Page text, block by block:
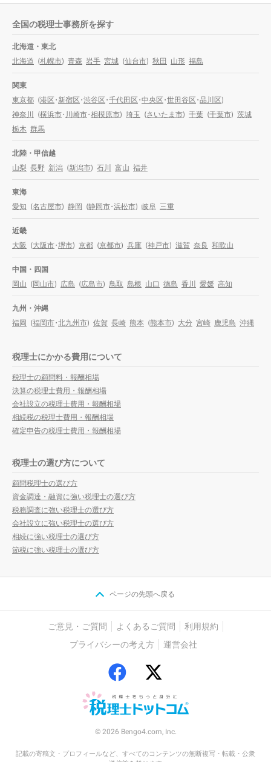
全国の税理士事務所を探す
北海道・東北
北海道 (札幌市) 青森 岩手 宮城 (仙台市) 秋田 山形 福島
関東
東京都 (港区・新宿区・渋谷区・千代田区・中央区・世田谷区・品川区)
神奈川
(横浜市・川崎市・相模原市) 埼玉 (さいたま市) 千葉 (千葉市) 茨城
栃木 群馬
北陸・甲信越
山梨 長野 新潟 (新潟市) 石川 富山 福井
東海
愛知 (名古屋市) 静岡 (静岡市・浜松市) 岐阜 三重
近畿
大阪 (大阪市・堺市) 京都 (京都市) 兵庫 (神戸市) 滋賀 奈良 和歌山
中国・四国
岡山 (岡山市) 広島 (広島市) 鳥取 島根 山口 徳島 香川 愛媛 高知
九州・沖縄
福岡 (福岡市・北九州市) 佐賀 長崎 熊本 (熊本市) 大分 宮崎 鹿児島 沖縄
税理士にかかる費用について
税理士の顧問料・報酬相場
決算の税理士費用・報酬相場
会社設立の税理士費用・報酬相場
相続税の税理士費用・報酬相場
確定申告の税理士費用・報酬相場
税理士の選び方について
顧問税理士の選び方
資金調達・融資に強い税理士の選び方
税務調査に強い税理士の選び方
会社設立に強い税理士の選び方
相続に強い税理士の選び方
節税に強い税理士の選び方
ページの先頭へ戻る
ご意見・ご質問 よくあるご質問
利用規約
プライバシーの考え方
運営会社
© 2026 Bengo4.com, Inc.
記載の寄稿文・プロフィールなど、すべてのコンテンツの無断複写・転載・公衆